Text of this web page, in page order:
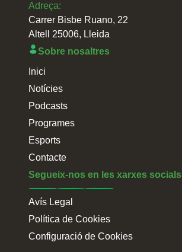
Adreça:
Carrer Bisbe Ruano, 22
Altell 25006, Lleida
Sobre nosaltres
Inici
Notícies
Podcasts
Programes
Esports
Contacte
Segueix-nos en les xarxes socials
Avís Legal
Política de Cookies
Configuració de Cookies